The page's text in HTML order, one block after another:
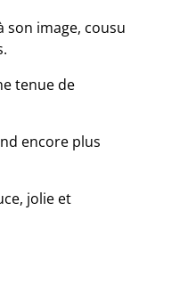
son image, cousu
tenue de
encore plus
jolie et